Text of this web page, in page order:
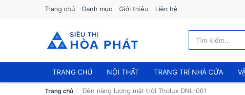
Trang chủ Danh mục Giới thiệu Liên hệ
TRANG CHỦ NỘI THẤT TRANG TRÍ NHÀ CỬA
Trang chủ Đèn năng lượng mặt trời Tholux DNL-001